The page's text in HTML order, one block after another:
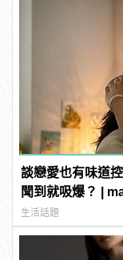
談戀愛也有味道
聞到就吸爆？ |
生活話題